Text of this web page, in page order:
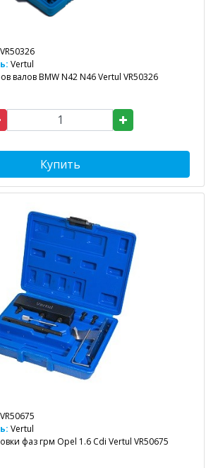
Vertul
валов BMW N42 N46 Vertul VR50326
Купить
Vertul
фаз грм Opel 1.6 Cdi Vertul VR50675